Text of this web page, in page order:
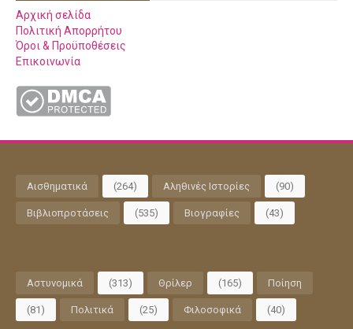
Αρχική σελίδα
Πολιτική Απορρήτου
Όροι & Προϋποθέσεις
Επικοινωνία
Αισθηματικά (264) Αληθινές Ιστορίες (90)
Βιβλιοπροτάσεις (535) Βιογραφίες (43)
Αστυνομικά (313) Θρίλερ (165) Ποίηση
(81) Πολιτικά (25) Φιλοσοφικά (40)